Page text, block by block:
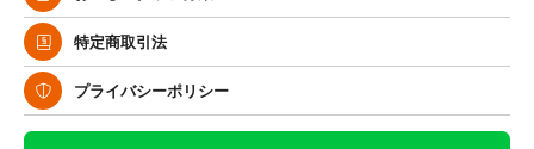
特定商取引法
プライバシーポリシー